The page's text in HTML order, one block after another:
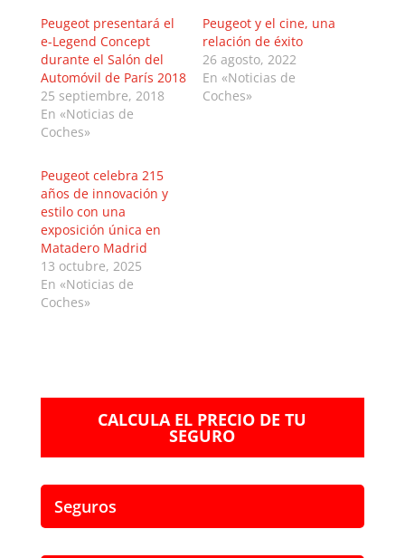
Peugeot presentará el
e-Legend Concept
durante el Salón del
Automóvil de París 2018
25 septiembre, 2018
En «Noticias de
Coches»
Peugeot y el cine, una
relación de éxito
26 agosto, 2022
En «Noticias de
Coches»
Peugeot celebra 215
años de innovación y
estilo con una
exposición única en
Matadero Madrid
13 octubre, 2025
En «Noticias de
Coches»
CALCULA EL PRECIO DE TU
SEGURO
Seguros